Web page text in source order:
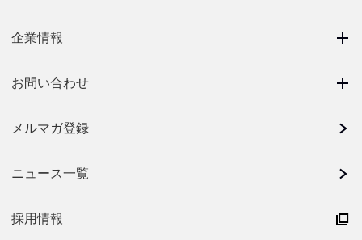
企業情報
お問い合わせ
メルマガ登録
ニュース一覧
採用情報